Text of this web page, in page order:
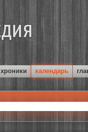
хроники календарь